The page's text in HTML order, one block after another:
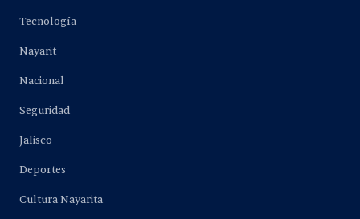
Tecnología
Nayarit
Nacional
Seguridad
Jalisco
Deportes
Cultura Nayarita